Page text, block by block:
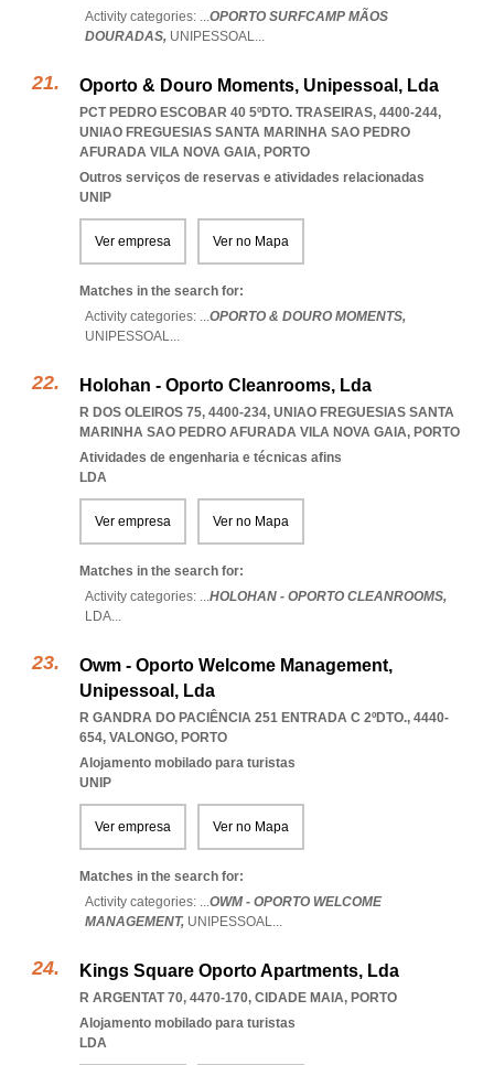
Activity categories: ...OPORTO SURFCAMP MÃOS
DOURADAS, UNIPESSOAL...
Oporto & Douro Moments, Unipessoal, Lda
PCT PEDRO ESCOBAR 40 5ºDTO. TRASEIRAS, 4400-244,
UNIAO FREGUESIAS SANTA MARINHA SAO PEDRO
AFURADA VILA NOVA GAIA, PORTO
Outros serviços de reservas e atividades relacionadas
UNIP
Ver empresa Ver no Mapa
Matches in the search for:
Activity categories: ...OPORTO & DOURO MOMENTS,
UNIPESSOAL...
Holohan - Oporto Cleanrooms, Lda
R DOS OLEIROS 75, 4400-234, UNIAO FREGUESIAS SANTA
MARINHA SAO PEDRO AFURADA VILA NOVA GAIA, PORTO
Atividades de engenharia e técnicas afins
LDA
Ver empresa Ver no Mapa
Matches in the search for:
Activity categories: ...HOLOHAN - OPORTO CLEANROOMS,
LDA...
Owm - Oporto Welcome Management,
Unipessoal, Lda
R GANDRA DO PACIÊNCIA 251 ENTRADA C 2ºDTO., 4440-
654, VALONGO, PORTO
Alojamento mobilado para turistas
UNIP
Ver empresa Ver no Mapa
Matches in the search for:
Activity categories: ...OWM - OPORTO WELCOME
MANAGEMENT, UNIPESSOAL...
Kings Square Oporto Apartments, Lda
R ARGENTAT 70, 4470-170, CIDADE MAIA, PORTO
Alojamento mobilado para turistas
LDA